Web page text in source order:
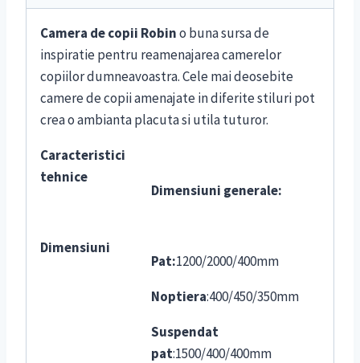
Camera de copii Robino buna sursa de
inspiratie pentru reamenajarea camerelor
copiilor dumneavoastra. Cele mai deosebite
camere de copii amenajate in diferite stiluri pot
crea o ambianta placuta si utila tuturor.
Caracteristici
tehnice
Dimensiuni
Dimensiuni generale:
Pat:1200/2000/400mm
Noptiera:400/450/350mm
Suspendat
pat:1500/400/400mm